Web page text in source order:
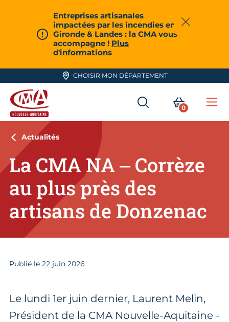
Entreprises artisanales
impactées par les incendies en
Gironde & Landes : la CMA vous
accompagne ! Plus
d'informations
Fermer
CHOISIR MON DÉPARTEMENT
CMA Nouvelle-Aquitaine
RECHERCHER
MON
0
Actualités
La CMA NA – Corrèze
au plus près des
artisans de Donzenac
Publié le 22 juin 2026
Le lundi 1er juin dernier, Laurent Melin,
Président de la CMA Nouvelle-Aquitaine -